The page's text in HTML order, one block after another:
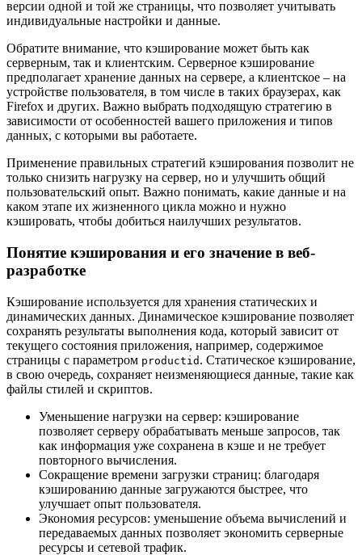
версии одной и той же страницы, что позволяет учитывать
индивидуальные настройки и данные.
Обратите внимание, что кэширование может быть как
серверным, так и клиентским. Серверное кэширование
предполагает хранение данных на сервере, а клиентское – на
устройстве пользователя, в том числе в таких браузерах, как
Firefox и других. Важно выбрать подходящую стратегию в
зависимости от особенностей вашего приложения и типов
данных, с которыми вы работаете.
Применение правильных стратегий кэширования позволит не
только снизить нагрузку на сервер, но и улучшить общий
пользовательский опыт. Важно понимать, какие данные и на
каком этапе их жизненного цикла можно и нужно
кэшировать, чтобы добиться наилучших результатов.
Понятие кэширования и его значение в веб-
разработке
Кэширование используется для хранения статических и
динамических данных. Динамическое кэширование позволяет
сохранять результаты выполнения кода, который зависит от
текущего состояния приложения, например, содержимое
страницы с параметром productid . Статическое кэширование,
в свою очередь, сохраняет неизменяющиеся данные, такие как
файлы стилей и скриптов.
Уменьшение нагрузки на сервер: кэширование
позволяет серверу обрабатывать меньше запросов, так
как информация уже сохранена в кэше и не требует
повторного вычисления.
Сокращение времени загрузки страниц: благодаря
кэшированию данные загружаются быстрее, что
улучшает опыт пользователя.
Экономия ресурсов: уменьшение объема вычислений и
передаваемых данных позволяет экономить серверные
ресурсы и сетевой трафик.